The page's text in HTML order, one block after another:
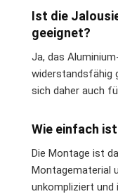
Ist die
geeignet?
Ja, das
widerstandsfähig
sich daher auch
Wie einfach
Die Montage ist
Montagematerial
unkompliziert und